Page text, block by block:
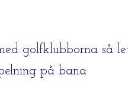
golfklubborna så
på bana